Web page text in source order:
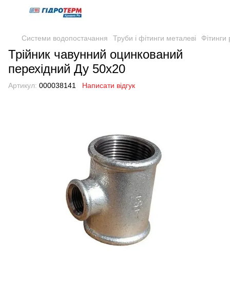
Системи водопостачання Труби і фітинги металеві Фітинги
Трійник чавунний оцинкований
перехідний Ду 50х20
Артикул: 000038141 Написати відгук